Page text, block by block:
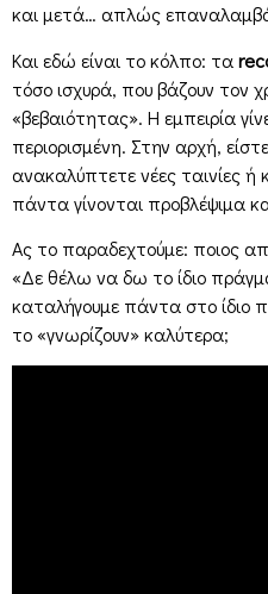
και μετά… απλώς
Και εδώ είναι το κόλπο: τα
τόσο ισχυρά, που βάζουν τον
«βεβαιότητας». Η εμπειρία
περιορισμένη. Στην αρχή,
ανακαλύπτετε νέες ταινίες ή
πάντα γίνονται προβλέψιμα
Ας το παραδεχτούμε: ποιος
«Δε θέλω να δω το ίδιο
καταλήγουμε πάντα στο ίδιο
το «γνωρίζουν» καλύτερα;